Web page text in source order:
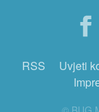
RSS Uvjeti